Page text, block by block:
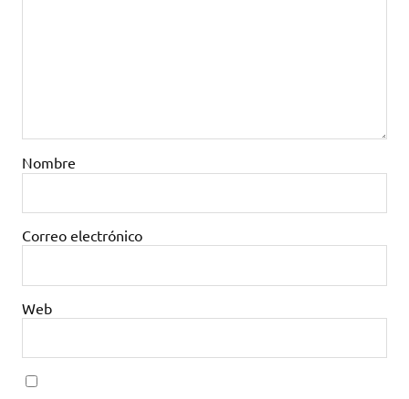
Nombre
Correo electrónico
Web